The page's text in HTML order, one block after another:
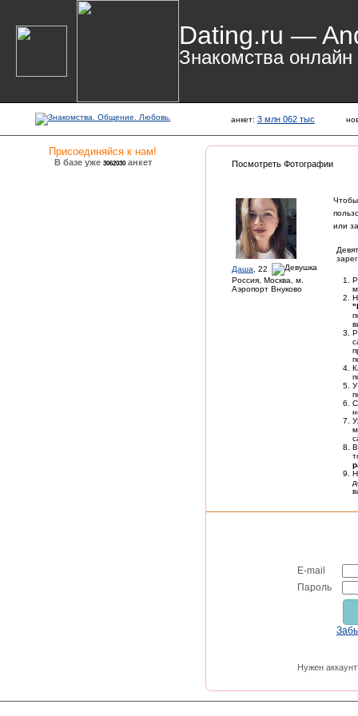
Dating.ru —
Знакомства онлайн
анкет: 3 млн 062 тыс
Присоединяйся к нам!
В базе уже 3062030анкет Посмотреть Фотографии
Даша , 22
Россия, Москва, м.
Аэропорт Внуково
или
E-mail
Пароль
Нужен